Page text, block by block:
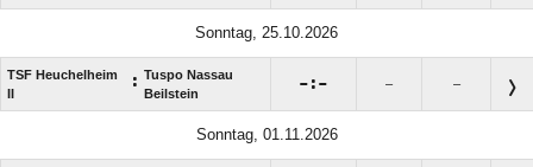
Sonntag, 25.10.2026
TSF Heuchelheim
II
: Tuspo Nassau
Beilstein
: – –
Sonntag, 01.11.2026